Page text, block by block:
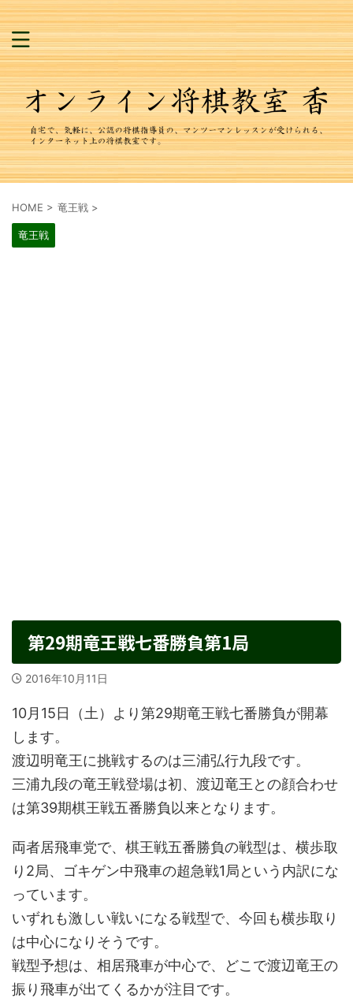
HOME > 竜王戦 >
竜王戦
第29期竜王戦七番勝負第1局
2016年10月11日
10月15日（土）より第29期竜王戦七番勝負が開幕
します。
渡辺明竜王に挑戦するのは三浦弘行九段です。
三浦九段の竜王戦登場は初、渡辺竜王との顔合わせ
は第39期棋王戦五番勝負以来となります。
両者居飛車党で、棋王戦五番勝負の戦型は、横歩取
り2局、ゴキゲン中飛車の超急戦1局という内訳にな
っています。
いずれも激しい戦いになる戦型で、今回も横歩取り
は中心になりそうです。
戦型予想は、相居飛車が中心で、どこで渡辺竜王の
振り飛車が出てくるかが注目です。